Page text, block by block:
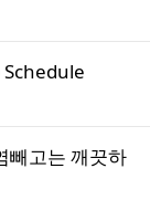
빼고는 깨끗하